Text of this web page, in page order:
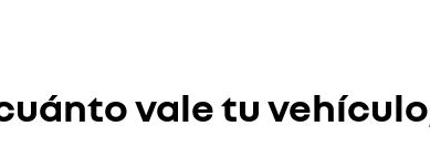
vale tu